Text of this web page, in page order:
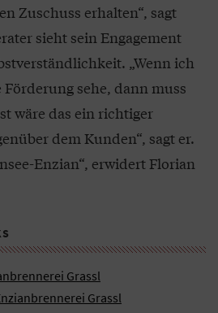
Zuschuss erhalten“, sagt
sieht sein Engagement
„Wenn ich
Förderung sehe, dann muss
wäre das ein richtiger
dem Kunden“, sagt er.
Enzian“, erwidert Florian
Grassl
Grassl